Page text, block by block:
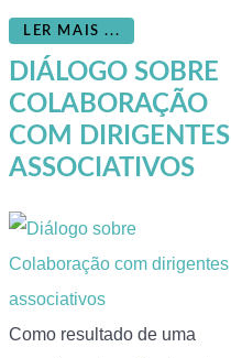
LER MAIS ...
DIÁLOGO SOBRE
COLABORAÇÃO
COM DIRIGENTES
ASSOCIATIVOS
Como resultado de uma